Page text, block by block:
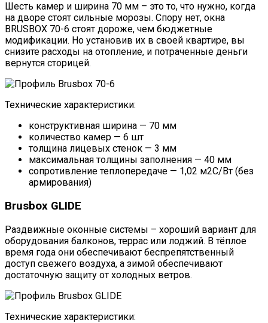
Шесть камер и ширина 70 мм – это то, что нужно, когда
на дворе стоят сильные морозы. Спору нет, окна
BRUSBOX 70-6 стоят дороже, чем бюджетные
модификации. Но установив их в своей квартире, вы
снизите расходы на отопление, и потраченные деньги
вернутся сторицей.
Технические характеристики:
конструктивная ширина — 70 мм
количество камер — 6 шт
толщина лицевых стенок — 3 мм
максимальная толщины заполнения — 40 мм
сопротивление теплопередаче — 1,02 м2С/Вт (без
армирования)
Brusbox GLIDE
Раздвижные оконные системы – хороший вариант для
оборудования балконов, террас или лоджий. В тёплое
время года они обеспечивают беспрепятственный
доступ свежего воздуха, а зимой обеспечивают
достаточную защиту от холодных ветров.
Технические характеристики: